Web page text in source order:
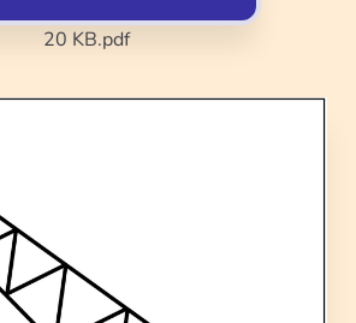
20 KB.pdf